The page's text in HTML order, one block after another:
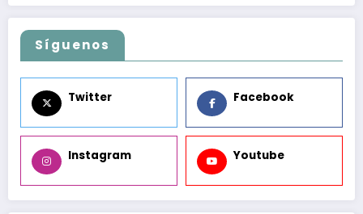
Síguenos
Twitter Facebook
Instagram Youtube